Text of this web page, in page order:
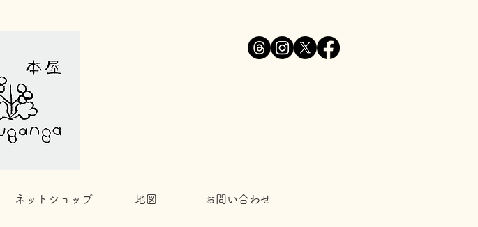
ネットショップ 地図 お問い合わせ